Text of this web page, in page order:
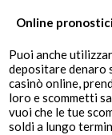
Online
Puoi anche
depositare denaro
casinò online,
loro e scommetti
vuoi che le tue
soldi a lungo